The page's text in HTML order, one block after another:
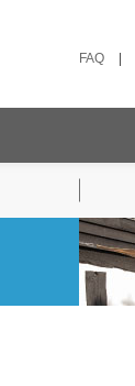
FAQ